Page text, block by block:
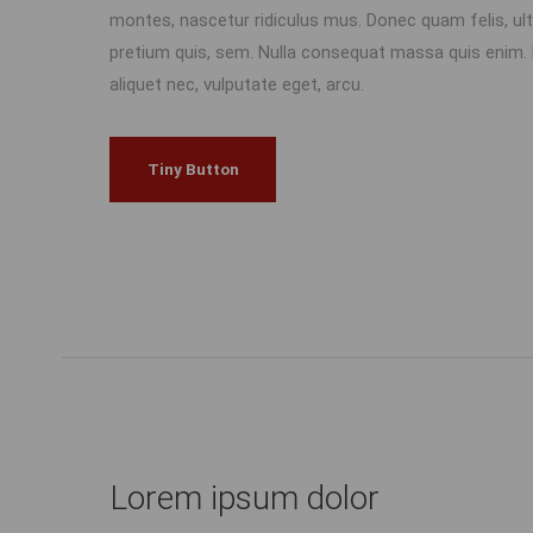
montes, nascetur ridiculus mus. Donec quam felis,
pretium quis, sem. Nulla consequat massa quis
aliquet nec, vulputate eget, arcu.
Tiny Button
Lorem ipsum dolor